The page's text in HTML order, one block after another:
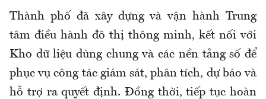
Thành phố đã xây dựng và vận hành Trung
tâm điều hành đô thị thông minh, kết nối với
Kho dữ liệu dùng chung và các nền tảng số để
phục vụ công tác giám sát, phân tích, dự báo và
hỗ trợ ra quyết định. Đồng thời, tiếp tục hoàn